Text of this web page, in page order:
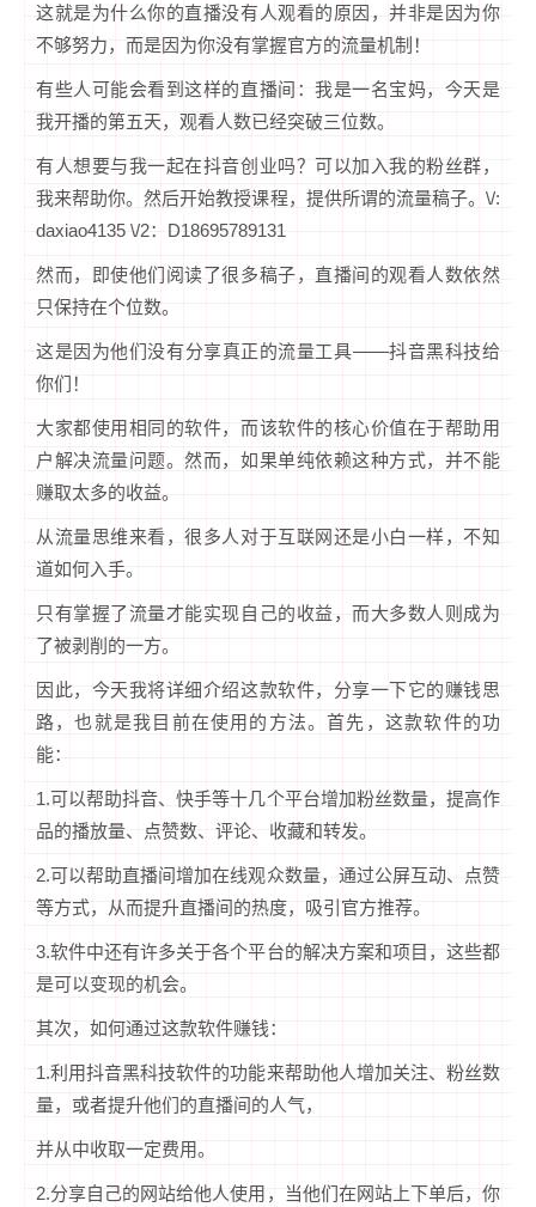
这就是为什么你的直播没有人观看的原因，并非是因为你
不够努力，而是因为你没有掌握官方的流量机制！
有些人可能会看到这样的直播间：我是一名宝妈，今天是
我开播的第五天，观看人数已经突破三位数。
有人想要与我一起在抖音创业吗？可以加入我的粉丝群，
我来帮助你。然后开始教授课程，提供所谓的流量稿子。\/:
daxiao4135 \/2：D18695789131
然而，即使他们阅读了很多稿子，直播间的观看人数依然
只保持在个位数。
这是因为他们没有分享真正的流量工具——抖音黑科技给
你们！
大家都使用相同的软件，而该软件的核心价值在于帮助用
户解决流量问题。然而，如果单纯依赖这种方式，并不能
赚取太多的收益。
从流量思维来看，很多人对于互联网还是小白一样，不知
道如何入手。
只有掌握了流量才能实现自己的收益，而大多数人则成为
了被剥削的一方。
因此，今天我将详细介绍这款软件，分享一下它的赚钱思
路，也就是我目前在使用的方法。首先，这款软件的功
能：
1.可以帮助抖音、快手等十几个平台增加粉丝数量，提高作
品的播放量、点赞数、评论、收藏和转发。
2.可以帮助直播间增加在线观众数量，通过公屏互动、点赞
等方式，从而提升直播间的热度，吸引官方推荐。
3.软件中还有许多关于各个平台的解决方案和项目，这些都
是可以变现的机会。
其次，如何通过这款软件赚钱：
1.利用抖音黑科技软件的功能来帮助他人增加关注、粉丝数
量，或者提升他们的直播间的人气，
并从中收取一定费用。
2.分享自己的网站给他人使用，当他们在网站上下单后，你